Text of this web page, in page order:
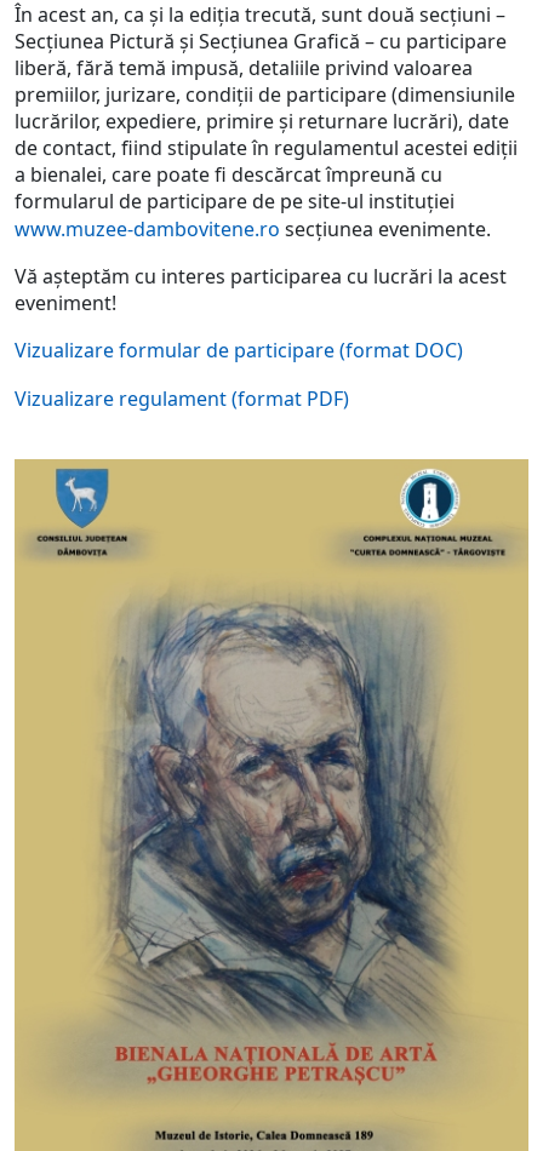
În acest an, ca și la ediția trecută, sunt două secțiuni –
Secțiunea Pictură și Secțiunea Grafică – cu participare
liberă, fără temă impusă, detaliile privind valoarea
premiilor, jurizare, condiții de participare (dimensiunile
lucrărilor, expediere, primire și returnare lucrări), date
de contact, fiind stipulate în regulamentul acestei ediții
a bienalei, care poate fi descărcat împreună cu
formularul de participare de pe site-ul instituției
www.muzee-dambovitene.ro secțiunea evenimente.
Vă așteptăm cu interes participarea cu lucrări la acest
eveniment!
Vizualizare formular de participare (format DOC)
Vizualizare regulament (format PDF)